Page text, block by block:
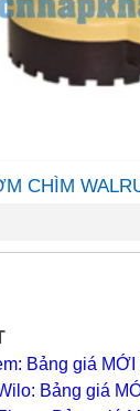
CHÌM
Bảng giá
Bảng giá